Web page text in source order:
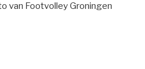
van Footvolley Groningen